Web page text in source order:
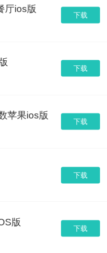
下载
厅ios版
下载
下载
苹果ios版
下载
下载
版